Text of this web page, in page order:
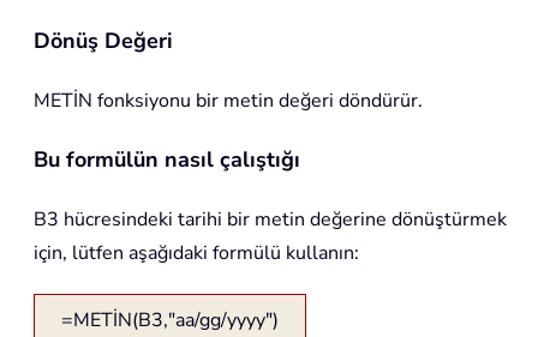
Dönüş Değeri
METİN fonksiyonu bir metin değeri döndürür.
Bu formülün nasıl çalıştığı
B3 hücresindeki tarihi bir metin değerine dönüştürmek
için, lütfen aşağıdaki formülü kullanın:
=METİN(B3,"aa/gg/yyyy")